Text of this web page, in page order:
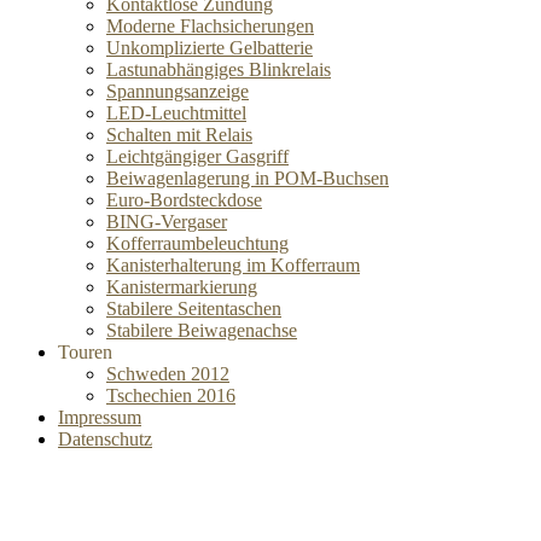
Kontaktlose Zündung
Moderne Flachsicherungen
Unkomplizierte Gelbatterie
Lastunabhängiges Blinkrelais
Spannungsanzeige
LED-Leuchtmittel
Schalten mit Relais
Leichtgängiger Gasgriff
Beiwagenlagerung in POM-Buchsen
Euro-Bordsteckdose
BING-Vergaser
Kofferraumbeleuchtung
Kanisterhalterung im Kofferraum
Kanistermarkierung
Stabilere Seitentaschen
Stabilere Beiwagenachse
Touren
Schweden 2012
Tschechien 2016
Impressum
Datenschutz